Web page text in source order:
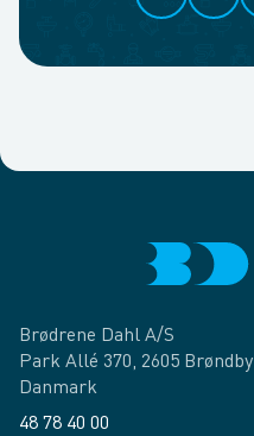
Brødrene Dahl A/S
Park Allé 370, 2605 Brøndby
Danmark
48 78 40 00